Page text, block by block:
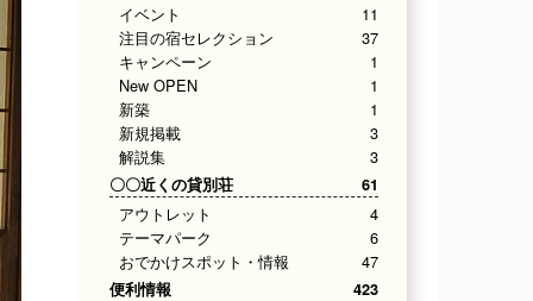
イベント
11
注目の宿セレクション
37
キャンペーン
1
New OPEN
1
新築
1
新規掲載
3
解説集
3
〇〇近くの貸別荘 61
アウトレット
4
テーマパーク
6
おでかけスポット・情報
47
便利情報 423